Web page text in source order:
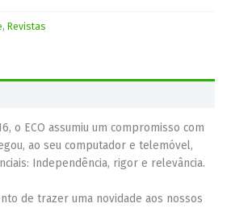
, Revistas
o ECO assumiu um compromisso com
ao seu computador e telemóvel,
Independência, rigor e relevância.
de trazer uma novidade aos nossos